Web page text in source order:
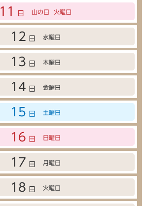
11 日 山の日 火曜日
12 日 水曜日
13 日 木曜日
14 日 金曜日
15 日 土曜日
16 日 日曜日
17 日 月曜日
18 日 火曜日